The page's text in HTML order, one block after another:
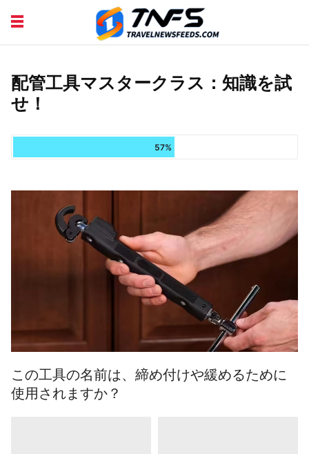
DISCOVER PLACES TIPS AND TRICKS
配管工具マスタークラス：知識を試
せ！
57%
この工具の名前は、締め付けや緩めるために
使用されますか？